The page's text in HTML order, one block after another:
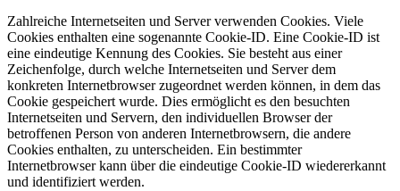
Zahlreiche Internetseiten und Server verwenden Cookies. Viele
Cookies enthalten eine sogenannte Cookie-ID. Eine Cookie-ID ist
eine eindeutige Kennung des Cookies. Sie besteht aus einer
Zeichenfolge, durch welche Internetseiten und Server dem
konkreten Internetbrowser zugeordnet werden können, in dem das
Cookie gespeichert wurde. Dies ermöglicht es den besuchten
Internetseiten und Servern, den individuellen Browser der
betroffenen Person von anderen Internetbrowsern, die andere
Cookies enthalten, zu unterscheiden. Ein bestimmter
Internetbrowser kann über die eindeutige Cookie-ID wiedererkannt
und identifiziert werden.